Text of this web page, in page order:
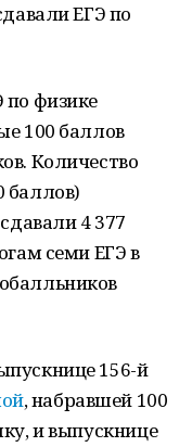
ЕГЭ по
по физике
100 баллов
Количество
баллов)
4 377
семи ЕГЭ в
156-й
, набравшей 100
и выпускнице